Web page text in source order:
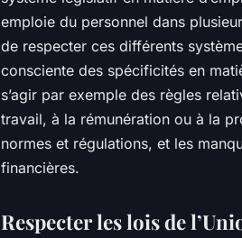
emploie du personnel dans
de respecter ces différents
consciente des spécificités en
s’agir par exemple des règles
travail, à la rémunération ou à la
normes et régulations, et les
financières.
Respecter les lois de